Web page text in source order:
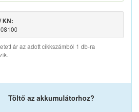
KN:
ár az adott cikkszámból 1 db-ra
Töltő az akkumulátorhoz?